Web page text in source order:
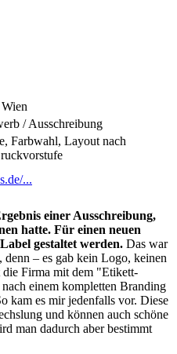
/ Ausschreibung
Farbwahl, Layout nach
...
einer Ausschreibung,
hatte. Für einen neuen
gestaltet werden. Das war
– es gab kein Logo, keinen
Firma mit dem "Etikett-
einem kompletten Branding
kam es mir jedenfalls vor. Diese
und können auch schöne
man dadurch aber bestimmt